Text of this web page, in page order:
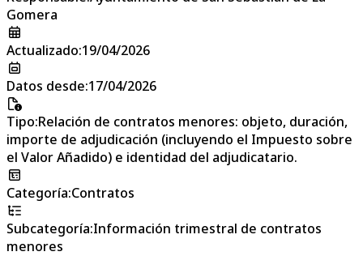
Gomera
Actualizado:19/04/2026
Datos desde:17/04/2026
Tipo:Relación de contratos menores: objeto, duración,
importe de adjudicación (incluyendo el Impuesto sobre
el Valor Añadido) e identidad del adjudicatario.
Categoría:Contratos
Subcategoría:Información trimestral de contratos
menores